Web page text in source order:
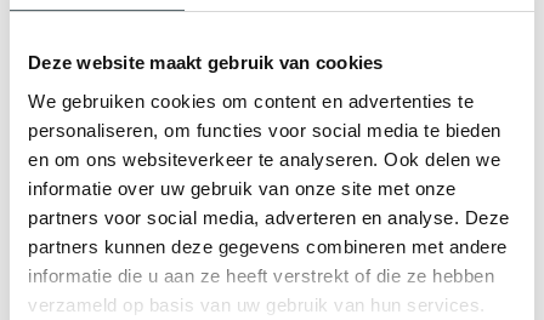
Deze website maakt gebruik van cookies
We gebruiken cookies om content en advertenties te
personaliseren, om functies voor social media te bieden
en om ons websiteverkeer te analyseren. Ook delen we
informatie over uw gebruik van onze site met onze
partners voor social media, adverteren en analyse. Deze
partners kunnen deze gegevens combineren met andere
informatie die u aan ze heeft verstrekt of die ze hebben
verzameld op basis van uw gebruik van hun services.
kunststof kozijnen, HR++ glas of andere
verduurzamingsmaatregelen? Hepro helpt u graag verder.
onze specialisten samen met u de mogelijkheden voor uw
woning. We geven direct inzicht in de subsidieregeling Nij
Begun en eventuele aanvullende regelingen.
U ontvangt een persoonlijk advies en een heldere offerte
op maat, zodat u precies weet waar u aan toe bent.